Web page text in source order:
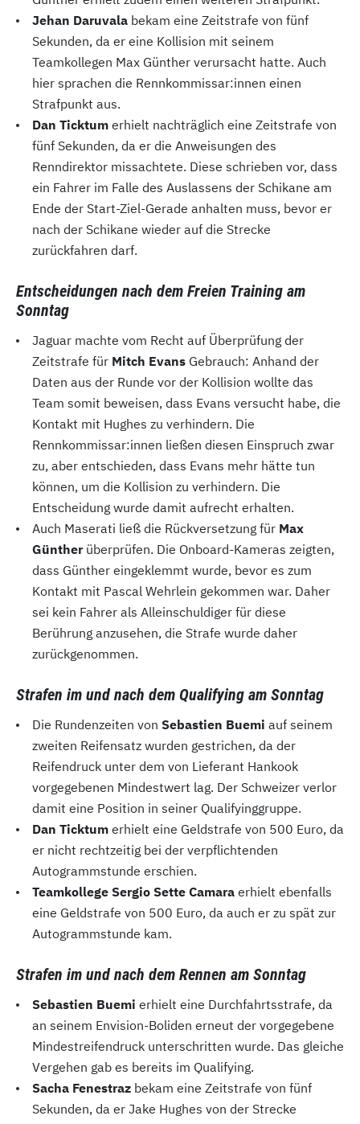
Jehan Daruvala bekam eine Zeitstrafe von fünf
Sekunden, da er eine Kollision mit seinem
Teamkollegen Max Günther verursacht hatte. Auch
hier sprachen die Rennkommissar:innen einen
Strafpunkt aus.
Dan Ticktum erhielt nachträglich eine Zeitstrafe von
fünf Sekunden, da er die Anweisungen des
Renndirektor missachtete. Diese schrieben vor, dass
ein Fahrer im Falle des Auslassens der Schikane am
Ende der Start-Ziel-Gerade anhalten muss, bevor er
nach der Schikane wieder auf die Strecke
zurückfahren darf.
Entscheidungen nach dem Freien Training am
Sonntag
Jaguar machte vom Recht auf Überprüfung der
Zeitstrafe für Mitch Evans Gebrauch: Anhand der
Daten aus der Runde vor der Kollision wollte das
Team somit beweisen, dass Evans versucht habe, die
Kontakt mit Hughes zu verhindern. Die
Rennkommissar:innen ließen diesen Einspruch zwar
zu, aber entschieden, dass Evans mehr hätte tun
können, um die Kollision zu verhindern. Die
Entscheidung wurde damit aufrecht erhalten.
Auch Maserati ließ die Rückversetzung für Max
Güntherüberprüfen. Die Onboard-Kameras zeigten,
dass Günther eingeklemmt wurde, bevor es zum
Kontakt mit Pascal Wehrlein gekommen war. Daher
sei kein Fahrer als Alleinschuldiger für diese
Berührung anzusehen, die Strafe wurde daher
zurückgenommen.
Strafen im und nach dem Qualifying am Sonntag
Die Rundenzeiten von Sebastien Buemi auf seinem
zweiten Reifensatz wurden gestrichen, da der
Reifendruck unter dem von Lieferant Hankook
vorgegebenen Mindestwert lag. Der Schweizer verlor
damit eine Position in seiner Qualifyinggruppe.
Dan Ticktum erhielt eine Geldstrafe von 500 Euro, da
er nicht rechtzeitig bei der verpflichtenden
Autogrammstunde erschien.
Teamkollege Sergio Sette Camara erhielt ebenfalls
eine Geldstrafe von 500 Euro, da auch er zu spät zur
Autogrammstunde kam.
Strafen im und nach dem Rennen am Sonntag
Sebastien Buemi erhielt eine Durchfahrtsstrafe, da
an seinem Envision-Boliden erneut der vorgegebene
Mindestreifendruck unterschritten wurde. Das gleiche
Vergehen gab es bereits im Qualifying.
Sacha Fenestraz bekam eine Zeitstrafe von fünf
Sekunden, da er Jake Hughes von der Strecke